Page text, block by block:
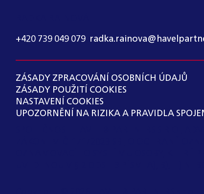
+420 739 049 079
ZÁSADY ZPRACOVÁNÍ OSOBNÍCH ÚDAJŮ
ZÁSADY POUŽITÍ COOKIES
NASTAVENÍ COOKIES
UPOZORNĚNÍ NA RIZIKA A PRAVIDLA